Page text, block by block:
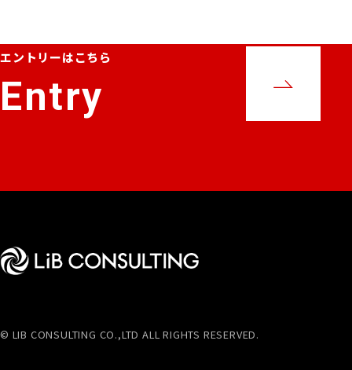
Entry
エントリーはこちら
© LIB CONSULTING CO.,LTD ALL RIGHTS RESERVED.